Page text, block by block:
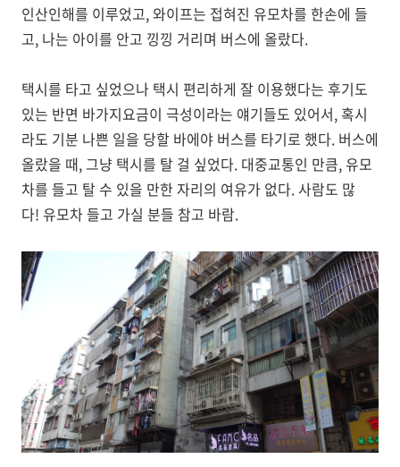
인산인해를 이루었고, 와이프는 접혀진 유모차를 한손에 들
고, 나는 아이를 안고 낑낑 거리며 버스에 올랐다.
택시를 타고 싶었으나 택시 편리하게 잘 이용했다는 후기도
있는 반면 바가지요금이 극성이라는 얘기들도 있어서, 혹시
라도 기분 나쁜 일을 당할 바에야 버스를 타기로 했다. 버스에
올랐을 때, 그냥 택시를 탈 걸 싶었다. 대중교통인 만큼, 유모
차를 들고 탈 수 있을 만한 자리의 여유가 없다. 사람도 많
다! 유모차 들고 가실 분들 참고 바람.